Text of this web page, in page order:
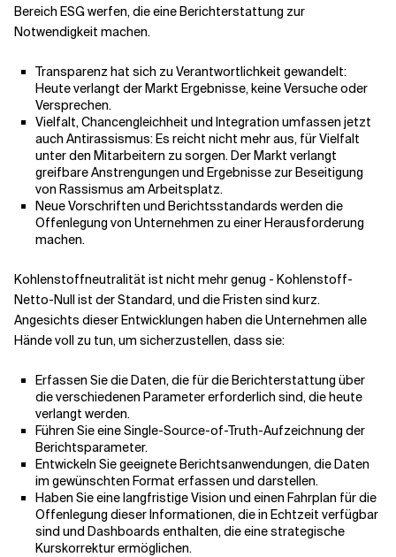
Bereich ESG werfen, die eine Berichterstattung zur
Notwendigkeit machen.
Transparenz hat sich zu Verantwortlichkeit gewandelt:
Heute verlangt der Markt Ergebnisse, keine Versuche oder
Versprechen.
Vielfalt, Chancengleichheit und Integration umfassen jetzt
auch Antirassismus: Es reicht nicht mehr aus, für Vielfalt
unter den Mitarbeitern zu sorgen. Der Markt verlangt
greifbare Anstrengungen und Ergebnisse zur Beseitigung
von Rassismus am Arbeitsplatz.
Neue Vorschriften und Berichtsstandards werden die
Offenlegung von Unternehmen zu einer Herausforderung
machen.
Kohlenstoffneutralität ist nicht mehr genug - Kohlenstoff-
Netto-Null ist der Standard, und die Fristen sind kurz.
Angesichts dieser Entwicklungen haben die Unternehmen alle
Hände voll zu tun, um sicherzustellen, dass sie:
Erfassen Sie die Daten, die für die Berichterstattung über
die verschiedenen Parameter erforderlich sind, die heute
verlangt werden.
Führen Sie eine Single-Source-of-Truth-Aufzeichnung der
Berichtsparameter.
Entwickeln Sie geeignete Berichtsanwendungen, die Daten
im gewünschten Format erfassen und darstellen.
Haben Sie eine langfristige Vision und einen Fahrplan für die
Offenlegung dieser Informationen, die in Echtzeit verfügbar
sind und Dashboards enthalten, die eine strategische
Kurskorrektur ermöglichen.